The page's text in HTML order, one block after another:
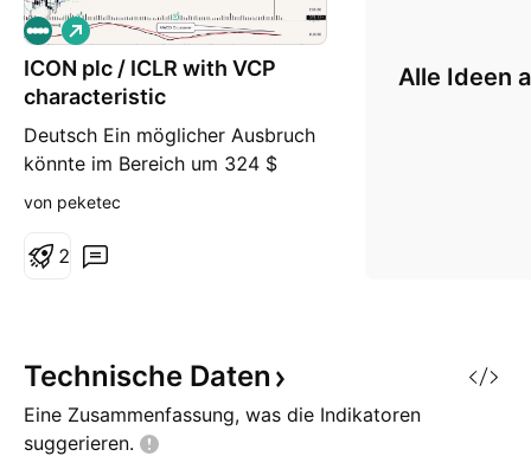
ICON plc / ICLR with VCP
characteristic
Deutsch Ein möglicher Ausbruch
könnte im Bereich um 324 $
erfolgen. Die Frage ist, wie viel
herum entwickeln wird. Der
feststellen, ob ein Preisniveau
wichtig oder unwichtig ist?
Schaut eu
L
o
n
von peketec
2
Alle Ideen
Technische Daten
Eine Zusammenfassung, was die Indikatoren
suggerieren.